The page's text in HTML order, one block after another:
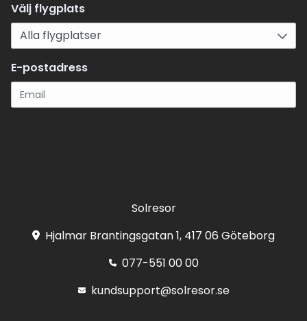
Välj flygplats
E-postadress
Solresor
Hjalmar Brantingsgatan 1, 417 06 Göteborg
077-551 00 00
kundsupport@solresor.se